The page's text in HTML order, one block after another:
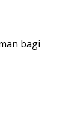
bagi